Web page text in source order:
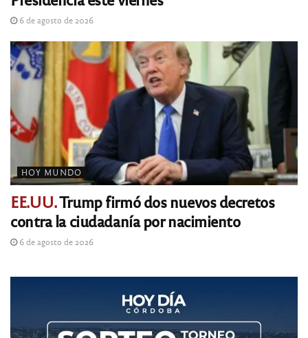
6 de agosto de 2026
HOY MUNDO
EE.UU.Trump firmó dos nuevos decretos
contra la ciudadanía por nacimiento
6 de agosto de 2026